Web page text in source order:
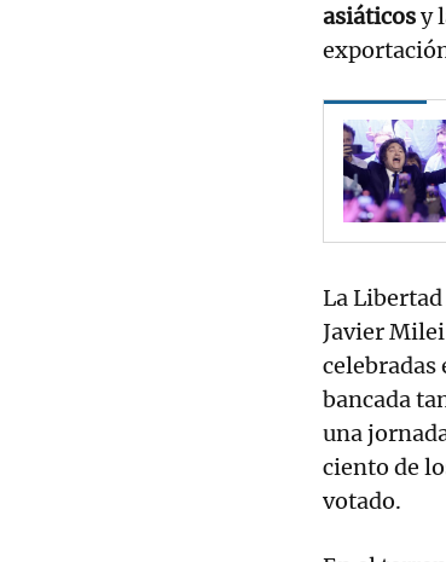
asiáticosy
La
Javier
celebradas
bancada
una
ciento de
votado.